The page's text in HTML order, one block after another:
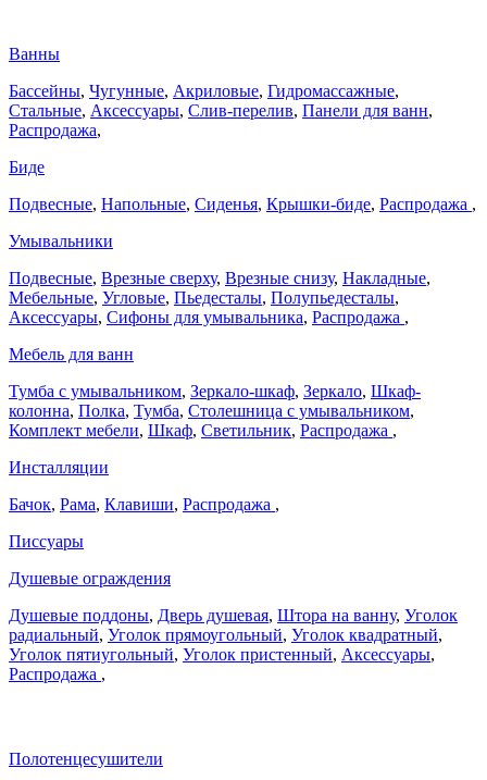
Ванны
Бассейны, Чугунные, Акриловые, Гидромассажные,
Стальные, Аксессуары, Слив-перелив, Панели для ванн,
Распродажа,
Биде
Подвесные, Напольные, Сиденья, Крышки-биде, Распродажа ,
Умывальники
Подвесные, Врезные сверху, Врезные снизу, Накладные,
Мебельные, Угловые, Пьедесталы, Полупьедесталы,
Аксессуары, Сифоны для умывальника, Распродажа ,
Мебель для ванн
Тумба с умывальником, Зеркало-шкаф, Зеркало, Шкаф-
колонна, Полка, Тумба, Столешница с умывальником,
Комплект мебели, Шкаф, Светильник, Распродажа ,
Инсталляции
Бачок, Рама, Клавиши, Распродажа ,
Писсуары
Душевые ограждения
Душевые поддоны, Дверь душевая, Штора на ванну, Уголок
радиальный, Уголок прямоугольный, Уголок квадратный,
Уголок пятиугольный, Уголок пристенный, Аксессуары,
Распродажа ,
Полотенцесушители